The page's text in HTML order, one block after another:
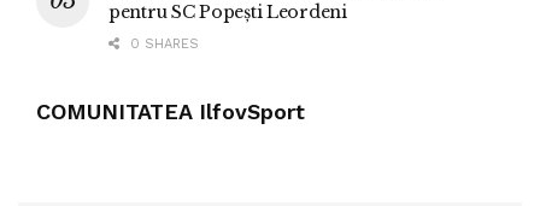
pentru SC Popești Leordeni
0 SHARES
COMUNITATEA IlfovSport